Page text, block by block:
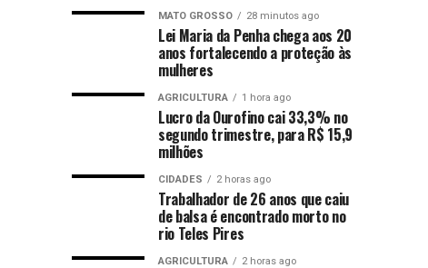
MATO GROSSO 28 minutos ago
Lei Maria da Penha chega aos 20
anos fortalecendo a proteção às
mulheres
AGRICULTURA 1 hora ago
Lucro da Ourofino cai 33,3% no
segundo trimestre, para R$ 15,9
milhões
CIDADES 2 horas ago
Trabalhador de 26 anos que caiu
de balsa é encontrado morto no
rio Teles Pires
AGRICULTURA 2 horas ago